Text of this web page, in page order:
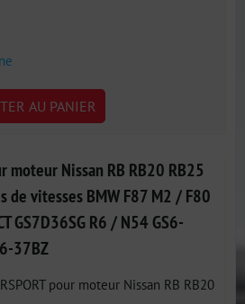
AU PANIER
moteur Nissan RB RB20 RB25
de vitesses BMW F87 M2 / F80
GS7D36SG R6 / N54 GS6-
37BZ
pour moteur Nissan RB RB20